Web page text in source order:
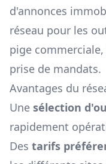
d'annonces
réseau pour les
pige
prise de mandats.
Avantages du
Une sélection
rapidement
Des tarifs